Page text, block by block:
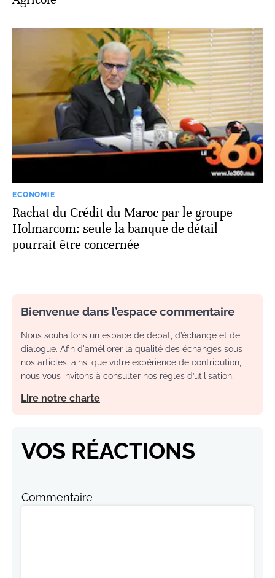
ECONOMIE
Rachat du Crédit du Maroc par le groupe
Holmarcom: seule la banque de détail
pourrait être concernée
Bienvenue dans l’espace commentaire
Nous souhaitons un espace de débat, d’échange et de
dialogue. Afin d'améliorer la qualité des échanges sous
nos articles, ainsi que votre expérience de contribution,
nous vous invitons à consulter nos règles d’utilisation.
Lire notre charte
VOS RÉACTIONS
Commentaire